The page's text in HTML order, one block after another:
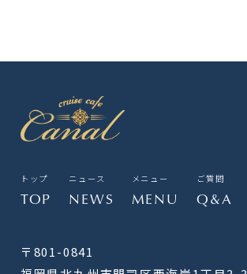
〒801-0841
トップ
TOP
ニュース
NEWS
メニュー
MENU
ご質問
Q&A